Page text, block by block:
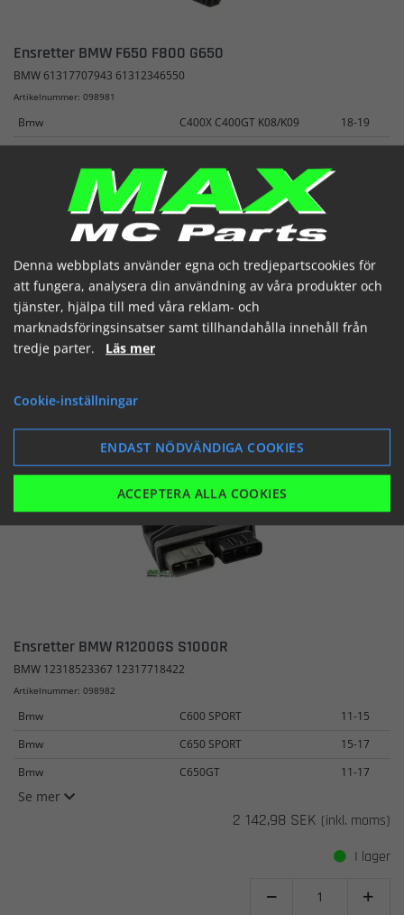
Ensretter BMW F650 F800 G650
BMW 61317707943 61312346550
Artikelnummer: 098981
Bmw C400X C400GT K08/K09
18-19
Bmw
F650CS
00-11
F650GS (K72/R13/K70)
2 142,98 SEK(inkl. moms)
I lager
Ensretter BMW R1200GS S1000R
BMW 12318523367 12317718422
Artikelnummer: 098982
Bmw C600 SPORT
11-15
Bmw
C650 SPORT
15-17
Bmw
C650GT 11-17
Se mer
2 142,98 SEK (inkl. moms)
I lager
 
Denna webbplats använder egna och tredjepartscookies för
att fungera, analysera din användning av våra produkter och
tjänster, hjälpa till med våra reklam- och
marknadsföringsinsatser samt tillhandahålla innehåll från
tredje parter. Läs mer
Cookie-inställningar
ENDAST NÖDVÄNDIGA COOKIES
ACCEPTERA ALLA COOKIES